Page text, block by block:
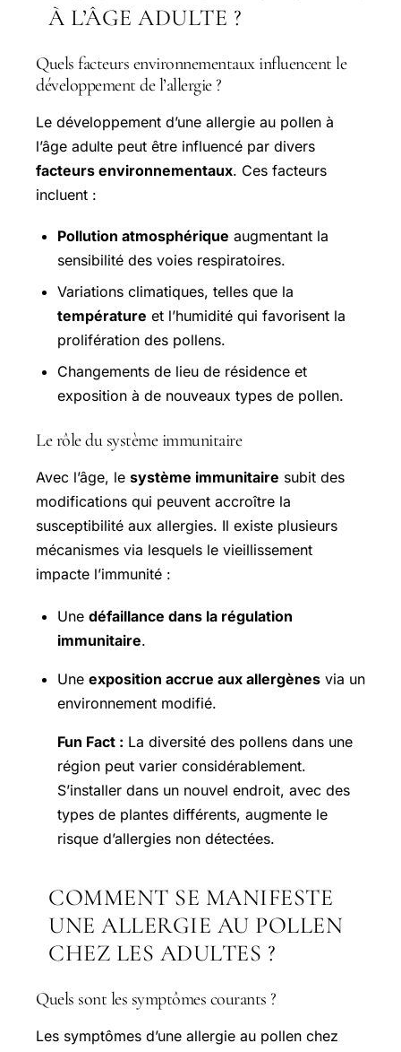
À L’ÂGE ADULTE ?
Quels facteurs environnementaux influencent le
développement de l’allergie ?
Le développement d’une allergie au pollen à
l’âge adulte peut être influencé par divers
facteurs environnementaux. Ces facteurs
incluent :
Pollution atmosphérique augmentant la
sensibilité des voies respiratoires.
Variations climatiques, telles que la
température et l’humidité qui favorisent la
prolifération des pollens.
Changements de lieu de résidence et
exposition à de nouveaux types de pollen.
Le rôle du système immunitaire
Avec l’âge, le système immunitaire subit des
modifications qui peuvent accroître la
susceptibilité aux allergies. Il existe plusieurs
mécanismes via lesquels le vieillissement
impacte l’immunité :
Une défaillance dans la régulation
immunitaire.
Une exposition accrue aux allergènes via un
environnement modifié.
Fun Fact : La diversité des pollens dans une
région peut varier considérablement.
S’installer dans un nouvel endroit, avec des
types de plantes différents, augmente le
risque d’allergies non détectées.
COMMENT SE MANIFESTE
UNE ALLERGIE AU POLLEN
CHEZ LES ADULTES ?
Quels sont les symptômes courants ?
Les symptômes d’une allergie au pollen chez